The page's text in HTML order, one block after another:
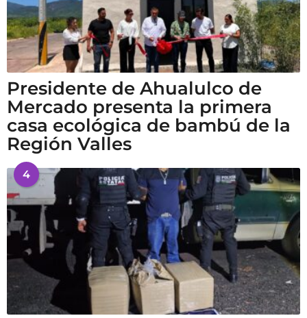
Presidente de Ahualulco de
Mercado presenta la primera
casa ecológica de bambú de la
Región Valles
4